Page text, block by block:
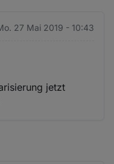
27 Mai 2019 - 10:43
jetzt